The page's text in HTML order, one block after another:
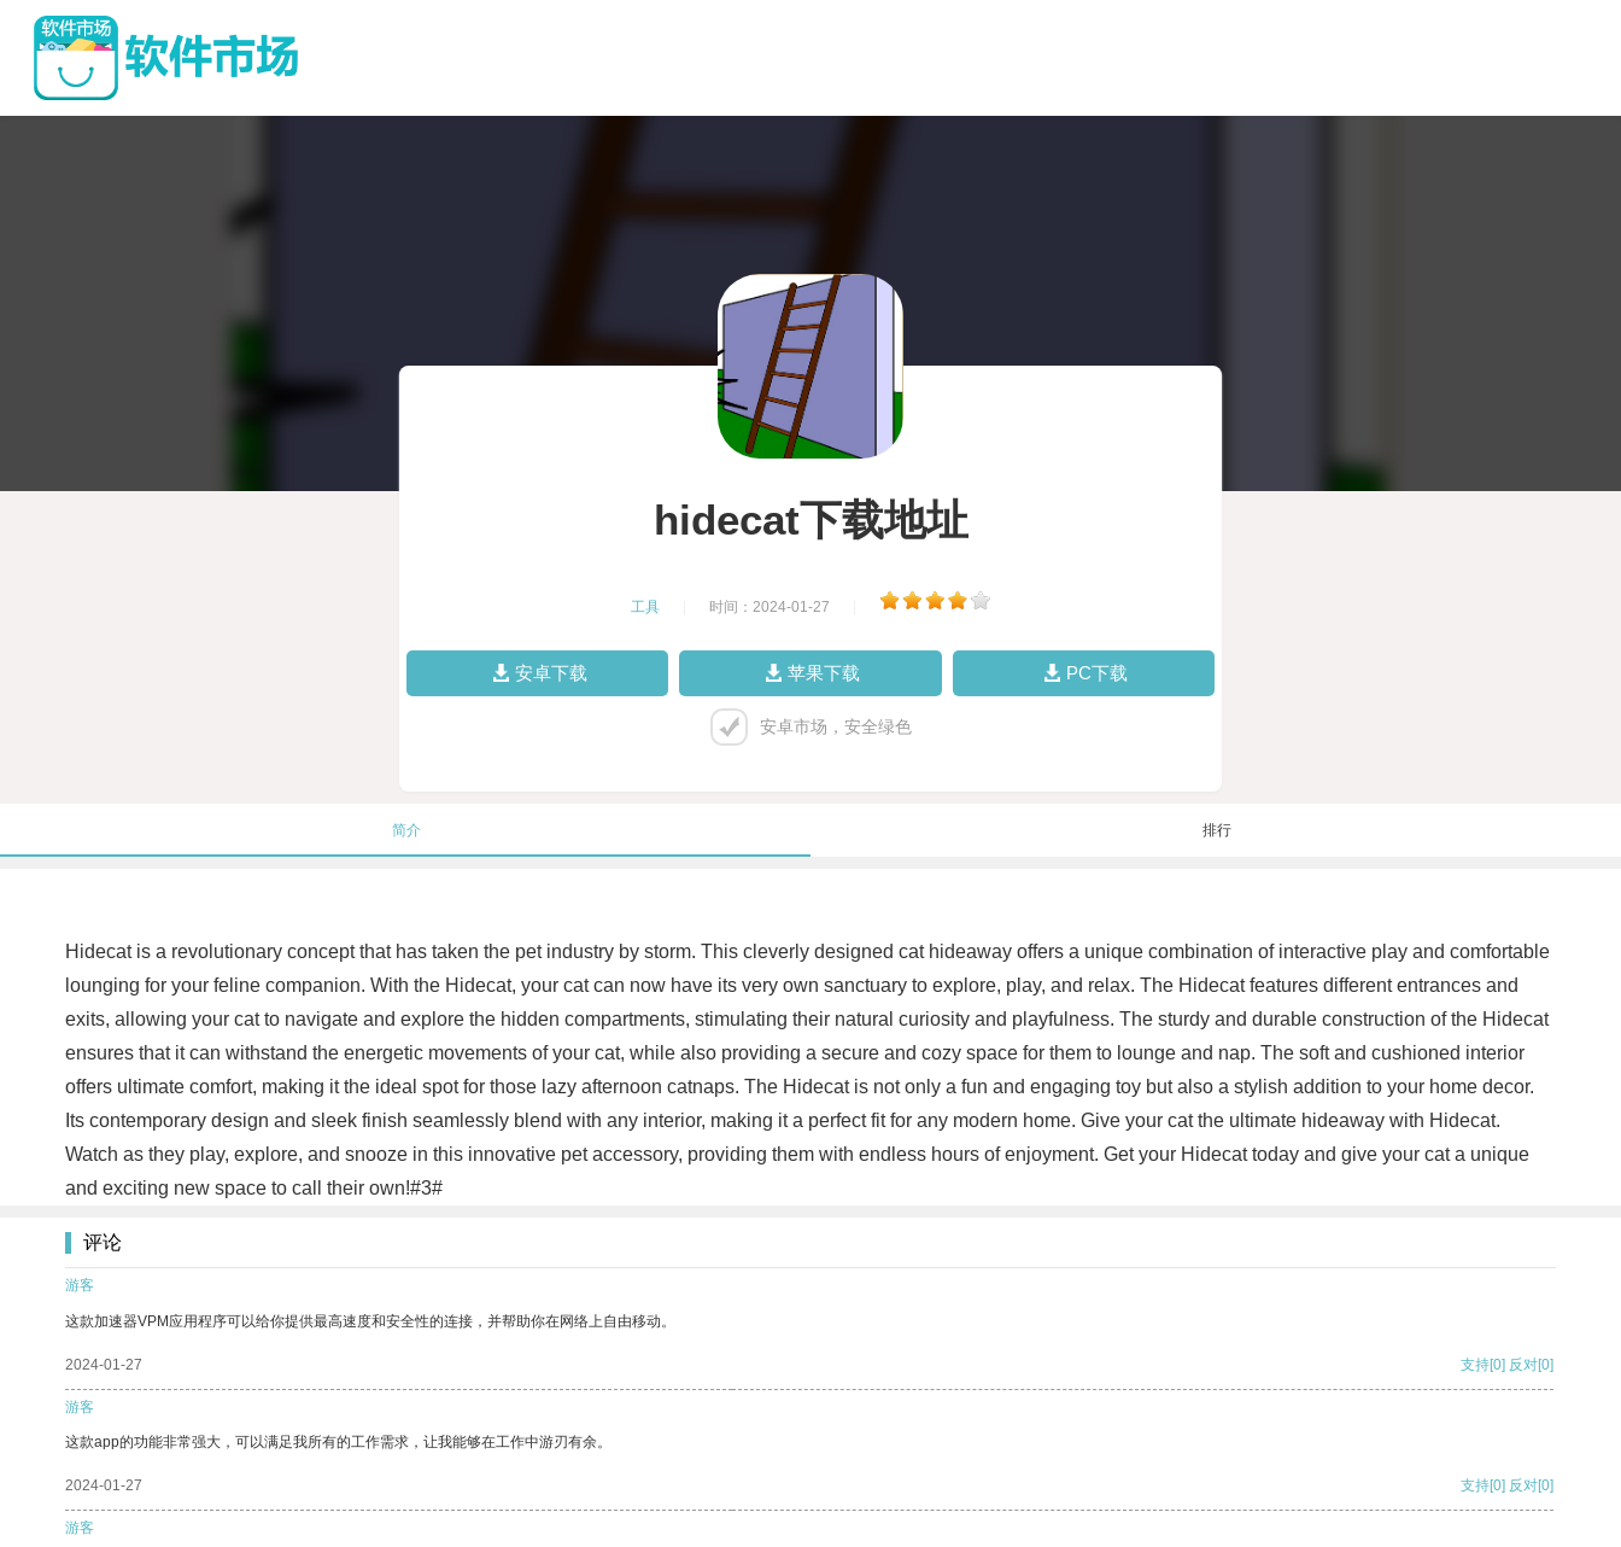
hidecat下载地址
工具 时间：2024-01-27
安卓下载 苹果下载 PC下载
安卓市场，安全绿色
简介 排行
Hidecat is a revolutionary concept that has taken the pet industry by storm. This cleverly designed cat hideaway offers a unique combination of interactive play and comfortable
lounging for your feline companion. With the Hidecat, your cat can now have its very own sanctuary to explore, play, and relax. The Hidecat features different entrances and
exits, allowing your cat to navigate and explore the hidden compartments, stimulating their natural curiosity and playfulness. The sturdy and durable construction of the Hidecat
ensures that it can withstand the energetic movements of your cat, while also providing a secure and cozy space for them to lounge and nap. The soft and cushioned interior
offers ultimate comfort, making it the ideal spot for those lazy afternoon catnaps. The Hidecat is not only a fun and engaging toy but also a stylish addition to your home decor.
Its contemporary design and sleek finish seamlessly blend with any interior, making it a perfect fit for any modern home. Give your cat the ultimate hideaway with Hidecat.
Watch as they play, explore, and snooze in this innovative pet accessory, providing them with endless hours of enjoyment. Get your Hidecat today and give your cat a unique
and exciting new space to call their own!#3#
评论
游客
这款加速器VPM应用程序可以给你提供最高速度和安全性的连接，并帮助你在网络上自由移动。
2024-01-27 支持[0] 反对[0]
游客
这款app的功能非常强大，可以满足我所有的工作需求，让我能够在工作中游刃有余。
2024-01-27 支持[0] 反对[0]
游客